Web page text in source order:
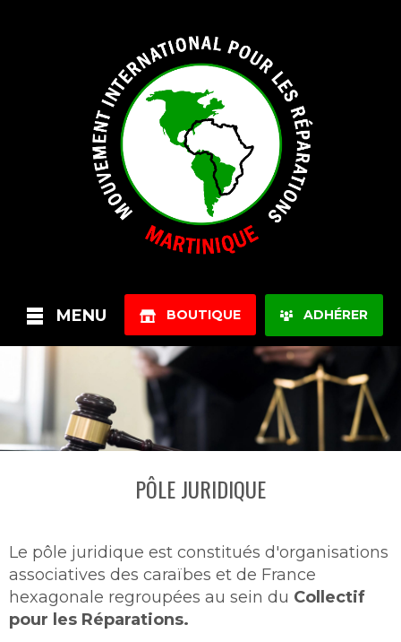
ADHÉRER
BOUTIQUE
MENU
PÔLE JURIDIQUE
Le pôle juridique est constitués d'organisations
associatives des caraïbes et de France
hexagonale regroupées au sein du Collectif
pour les Réparations.